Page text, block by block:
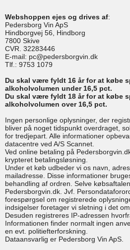
Webshoppen ejes og drives af:
Pedersborg Vin ApS
Hindborgvej 56, Hindborg
7800 Skive
CVR. 32283446
E-mail: pc@pedersborgvin.dk
Tlf.: 9753 1079
Du skal være fyldt 16 år for at købe
alkoholvolumen under 16,5 pct.
Du skal være fyldt 18 år for at købe
alkoholvolumen over 16,5 pct.
Ingen personlige oplysninger, der
bliver på noget tidspunkt overdraget,
for tredjepart. Alle informationer
datacentre ved A/S Scannet.
Ved online betaling på
krypteret betalingsløsning.
Under et køb udbeder vi os navn,
mailadresse. Disse informationer
behandling af ordren. Selve
Pedersborgvin.dk. Jvf.
forespørgsel om registrerede
indsigelser foretager vi sletning i det
Desuden registreres IP-adressen
Informationen finder normalt ingen
en evt. politiefterforskning.
Dataansvarlig er Pedersborg Vin ApS.